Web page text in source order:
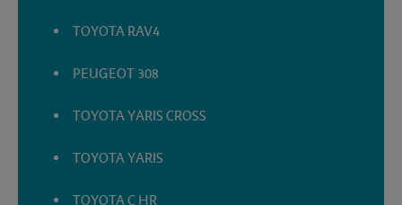
TOYOTA RAV4
PEUGEOT 308
TOYOTA YARIS CROSS
TOYOTA YARIS
TOYOTA C HR